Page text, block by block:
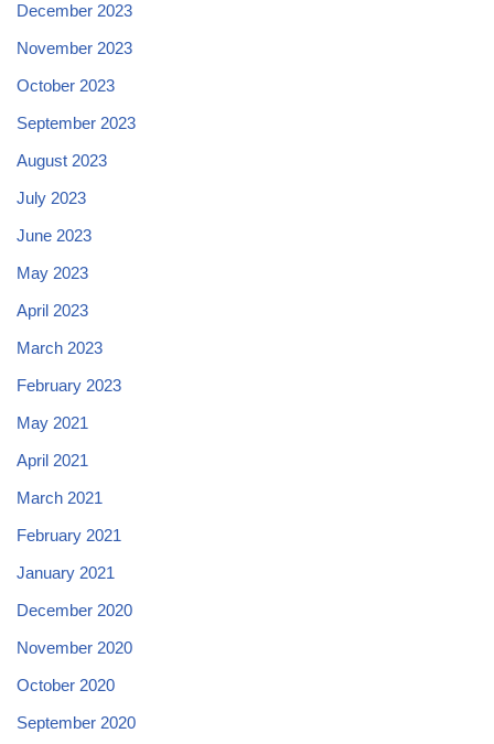
December 2023
November 2023
October 2023
September 2023
August 2023
July 2023
June 2023
May 2023
April 2023
March 2023
February 2023
May 2021
April 2021
March 2021
February 2021
January 2021
December 2020
November 2020
October 2020
September 2020